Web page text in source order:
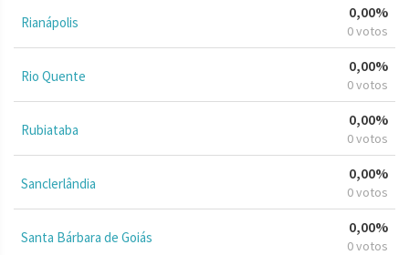
Rianápolis
0,00%
0 votos
Rio Quente
0,00%
0 votos
Rubiataba
0,00%
0 votos
Sanclerlândia
0,00%
0 votos
Santa Bárbara de Goiás
0,00%
0 votos